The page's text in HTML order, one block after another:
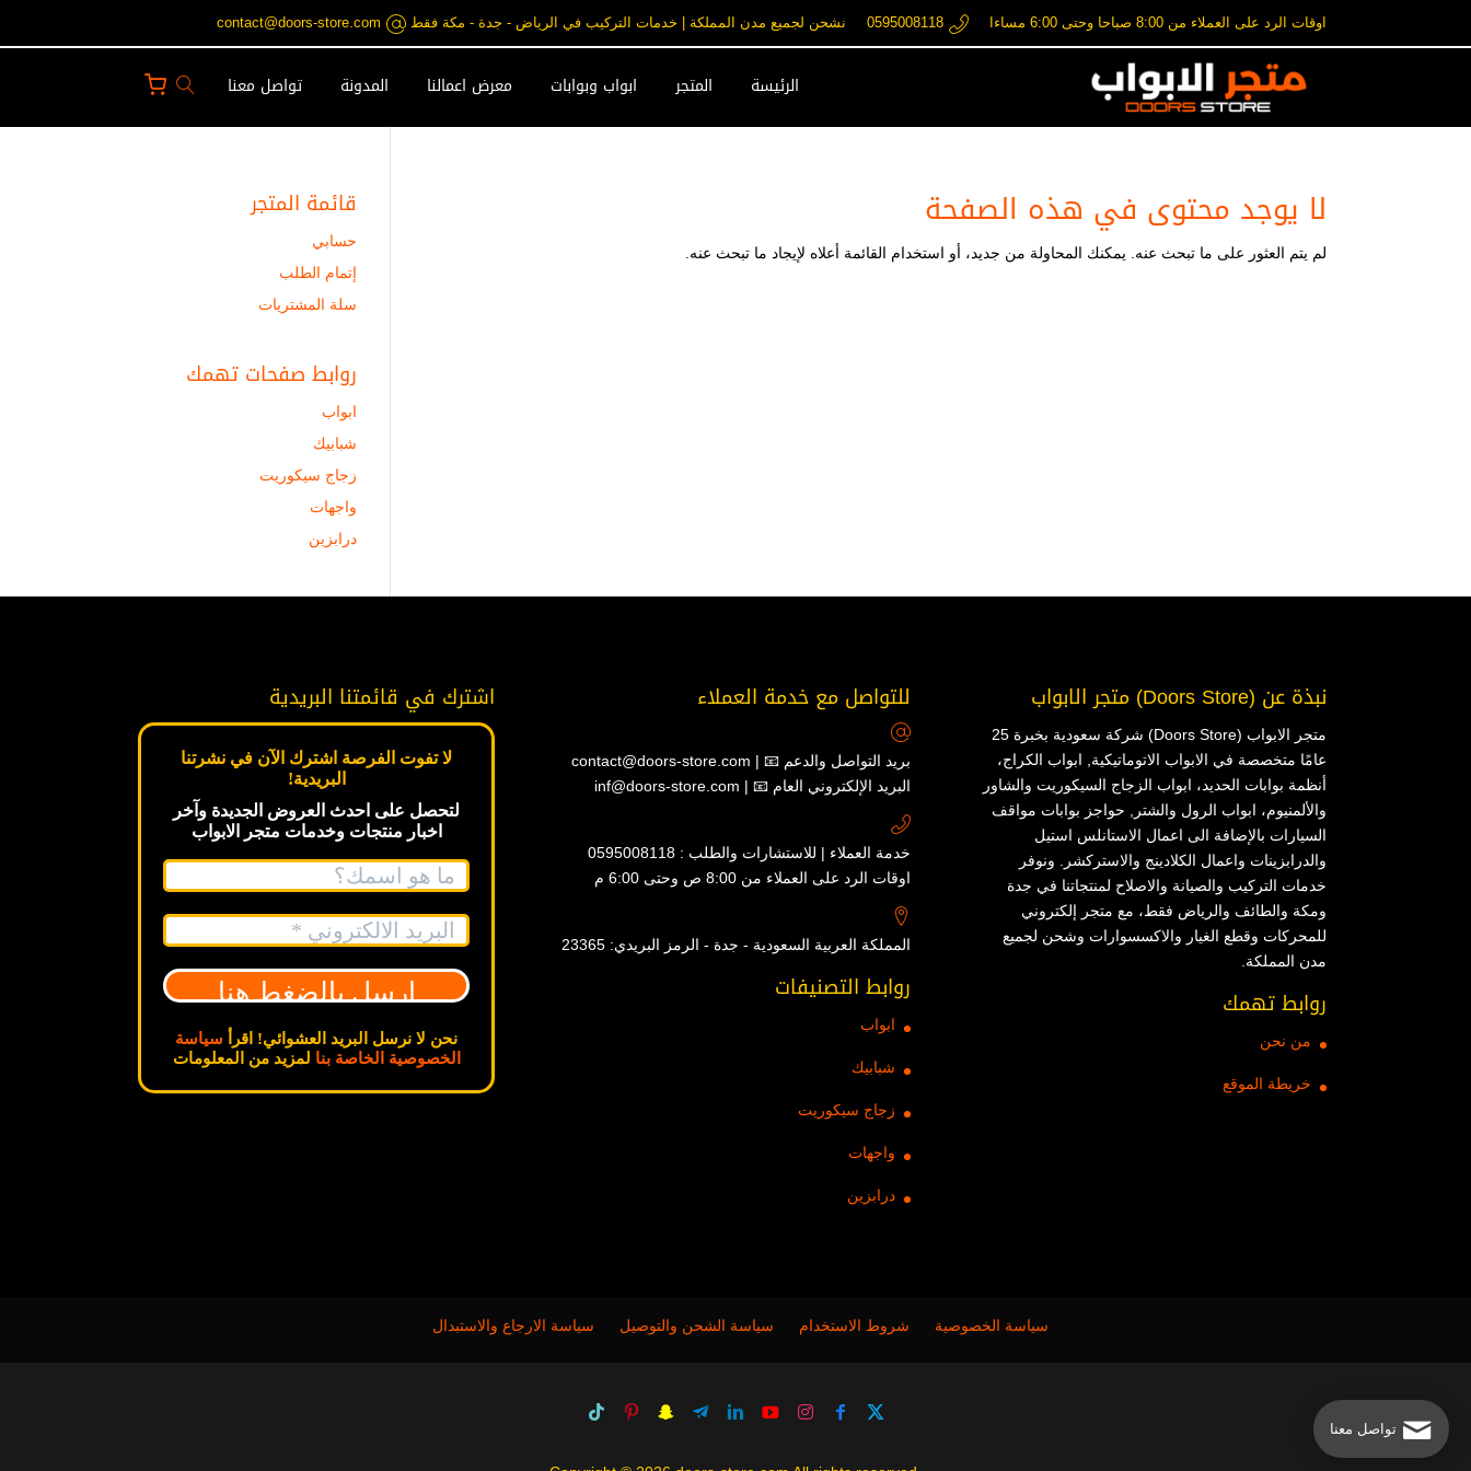
اوقات الرد على العملاء من 8:00 صباحا وحتى 6:00 مساءا 0595008118 نشحن لجميع مدن المملكة | خدمات التركيب في الرياض - جدة - مكة فقط contact@doors-store.com
الرئيسة المتجر ابواب وبوابات معرض اعمالنا المدونة تواصل معنا
لا يوجد محتوى في هذه الصفحة
لم يتم العثور على ما تبحث عنه. يمكنك المحاولة من جديد، أو استخدام القائمة أعلاه لإيجاد ما تبحث عنه.
قائمة المتجر
حسابي
إتمام الطلب
سلة المشتريات
روابط صفحات تهمك
ابواب
شبابيك
زجاج سيكوريت
واجهات
درابزين
نبذة عن (Doors Store) متجر الابواب
متجر الابواب (Doors Store) شركة سعودية بخبرة 25
عامًا متخصصة في الابواب الاتوماتيكية, ابواب الكراج،
أنظمة بوابات الحديد، ابواب الزجاج السيكوريت والشاور
والألمنيوم، ابواب الرول والشتر, حواجز بوابات مواقف
السيارات بالإضافة الى اعمال الاستانلس استيل
والدرابزينات واعمال الكلادينج والاستركشر. ونوفر
خدمات التركيب والصيانة والاصلاح لمنتجاتنا في جدة
ومكة والطائف والرياض فقط، مع متجر إلكتروني
للمحركات وقطع الغيار والاكسسوارات وشحن لجميع
مدن المملكة.
روابط تهمك
من نحن
خريطة الموقع
للتواصل مع خدمة العملاء
contact@doors-store.com | 📧 بريد التواصل والدعم
inf@doors-store.com | 📧 البريد الإلكتروني العام
خدمة العملاء | للاستشارات والطلب : 0595008118
اوقات الرد على العملاء من 8:00 ص وحتى 6:00 م
المملكة العربية السعودية - جدة - الرمز البريدي: 23365
روابط التصنيفات
ابواب
شبابيك
زجاج سيكوريت
واجهات
درابزين
اشترك في قائمتنا البريدية
لا تفوت الفرصة اشترك الآن في نشرتنا
البريدية!
لتحصل على احدث العروض الجديدة وآخر
اخبار منتجات وخدمات متجر الابواب
نحن لا نرسل البريد العشوائي! اقرأ سياسة
الخصوصية الخاصة بنا لمزيد من المعلومات
سياسة الخصوصية شروط الاستخدام سياسة الشحن والتوصيل سياسة الارجاع والاستبدال
تواصل معنا